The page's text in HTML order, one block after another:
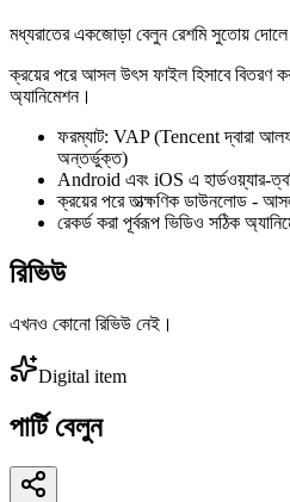
মধ্যরাতের একজোড়া বেলুন রেশমি সুতোয়
ক্রয়ের পরে আসল উৎস ফাইল হিসাবে বিতরণ
অ্যানিমেশন।
ফরম্যাট: VAP (Tencent দ্বারা
অন্তর্ভুক্ত)
Android এবং iOS এ হার্ডওয়্যার-
ক্রয়ের পরে তাত্ক্ষণিক ডাউনলোড -
রেকর্ড করা পূর্বরূপ ভিডিও সঠিক
রিভিউ
এখনও কোনো রিভিউ নেই।
Digital item
পার্টি বেলুন